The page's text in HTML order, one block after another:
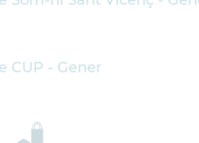
CUP - Gener